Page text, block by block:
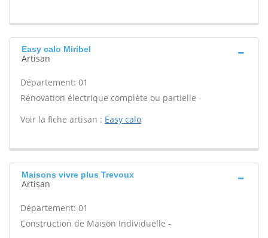
Easy calo Miribel
Artisan
Département: 01
Rénovation électrique complète ou partielle -
Voir la fiche artisan : Easy calo
Maisons vivre plus Trevoux
Artisan
Département: 01
Construction de Maison Individuelle -